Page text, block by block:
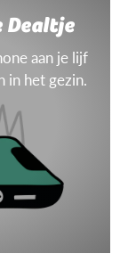
Dealtje
aan je lijf
in het gezin.